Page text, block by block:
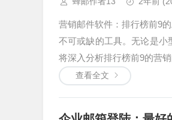
营销邮件软件：排行榜前9
不可或缺的工具。无论是小
将深入分析排行榜前9的营
查看全文